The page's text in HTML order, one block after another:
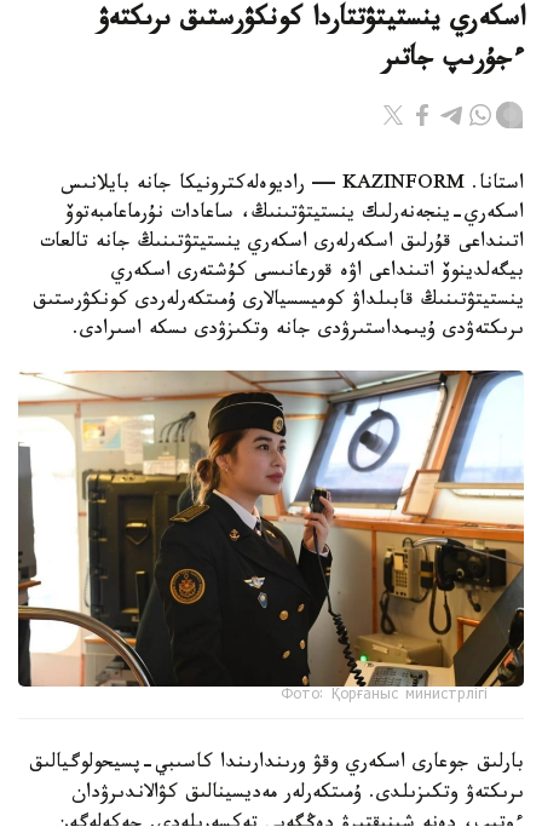
اسكەري ينستيتۋتتاردا كونكۋرستىق ىرىكتەۋ
ءجۇرىپ جاتىر
استانا. KAZINFORM — راديوەلەكترونيكا جانە بايلانىس
اسكەري-ينجەنەرلىك ينستيتۋتىنىڭ، ساعادات نۇرماعامبەتوۆ
اتىنداعى قۇرلىق اسكەرلەرى اسكەري ينستيتۋتىنىڭ جانە تالعات
بيگەلدينوۆ اتىنداعى اۋە قورعانىسى كۇشتەرى اسكەري
ينستيتۋتىنىڭ قابىلداۋ كوميسسيالارى ۇمىتكەرلەردى كونكۋرستىق
ىرىكتەۋدى ۇيىمداستىرۋدى جانە وتكىزۋدى ىسكە اسىرادى.
Фото: Қорғаныс министрлігі
بارلىق جوعارى اسكەري وقۋ ورىندارىندا كاسىبي-پسيحولوگيالىق
ىرىكتەۋ وتكىزىلدى. ۇمىتكەرلەر مەديسينالىق كۋالاندىرۋدان